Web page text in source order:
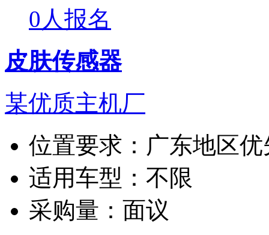
0人报名
皮肤传感器
某优质主机厂
位置要求： 广东地区优
适用车型： 不限
采购量： 面议